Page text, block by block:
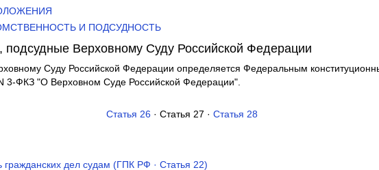
И ПОДСУДНОСТЬ
подсудные Верховному Суду Российской Федерации
Суду Российской Федерации определяется Федеральным
3-ФКЗ "О Верховном Суде Российской Федерации".
Статья 26· Статья 27 · Статья 28
гражданских дел судам (ГПК РФ · Статья 22)